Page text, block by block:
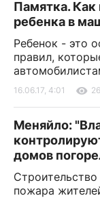
Памятка. Как
ребенка в
Ребенок - это
правил,
16.06.17, 4:01
Меняйло:
домов
пожара